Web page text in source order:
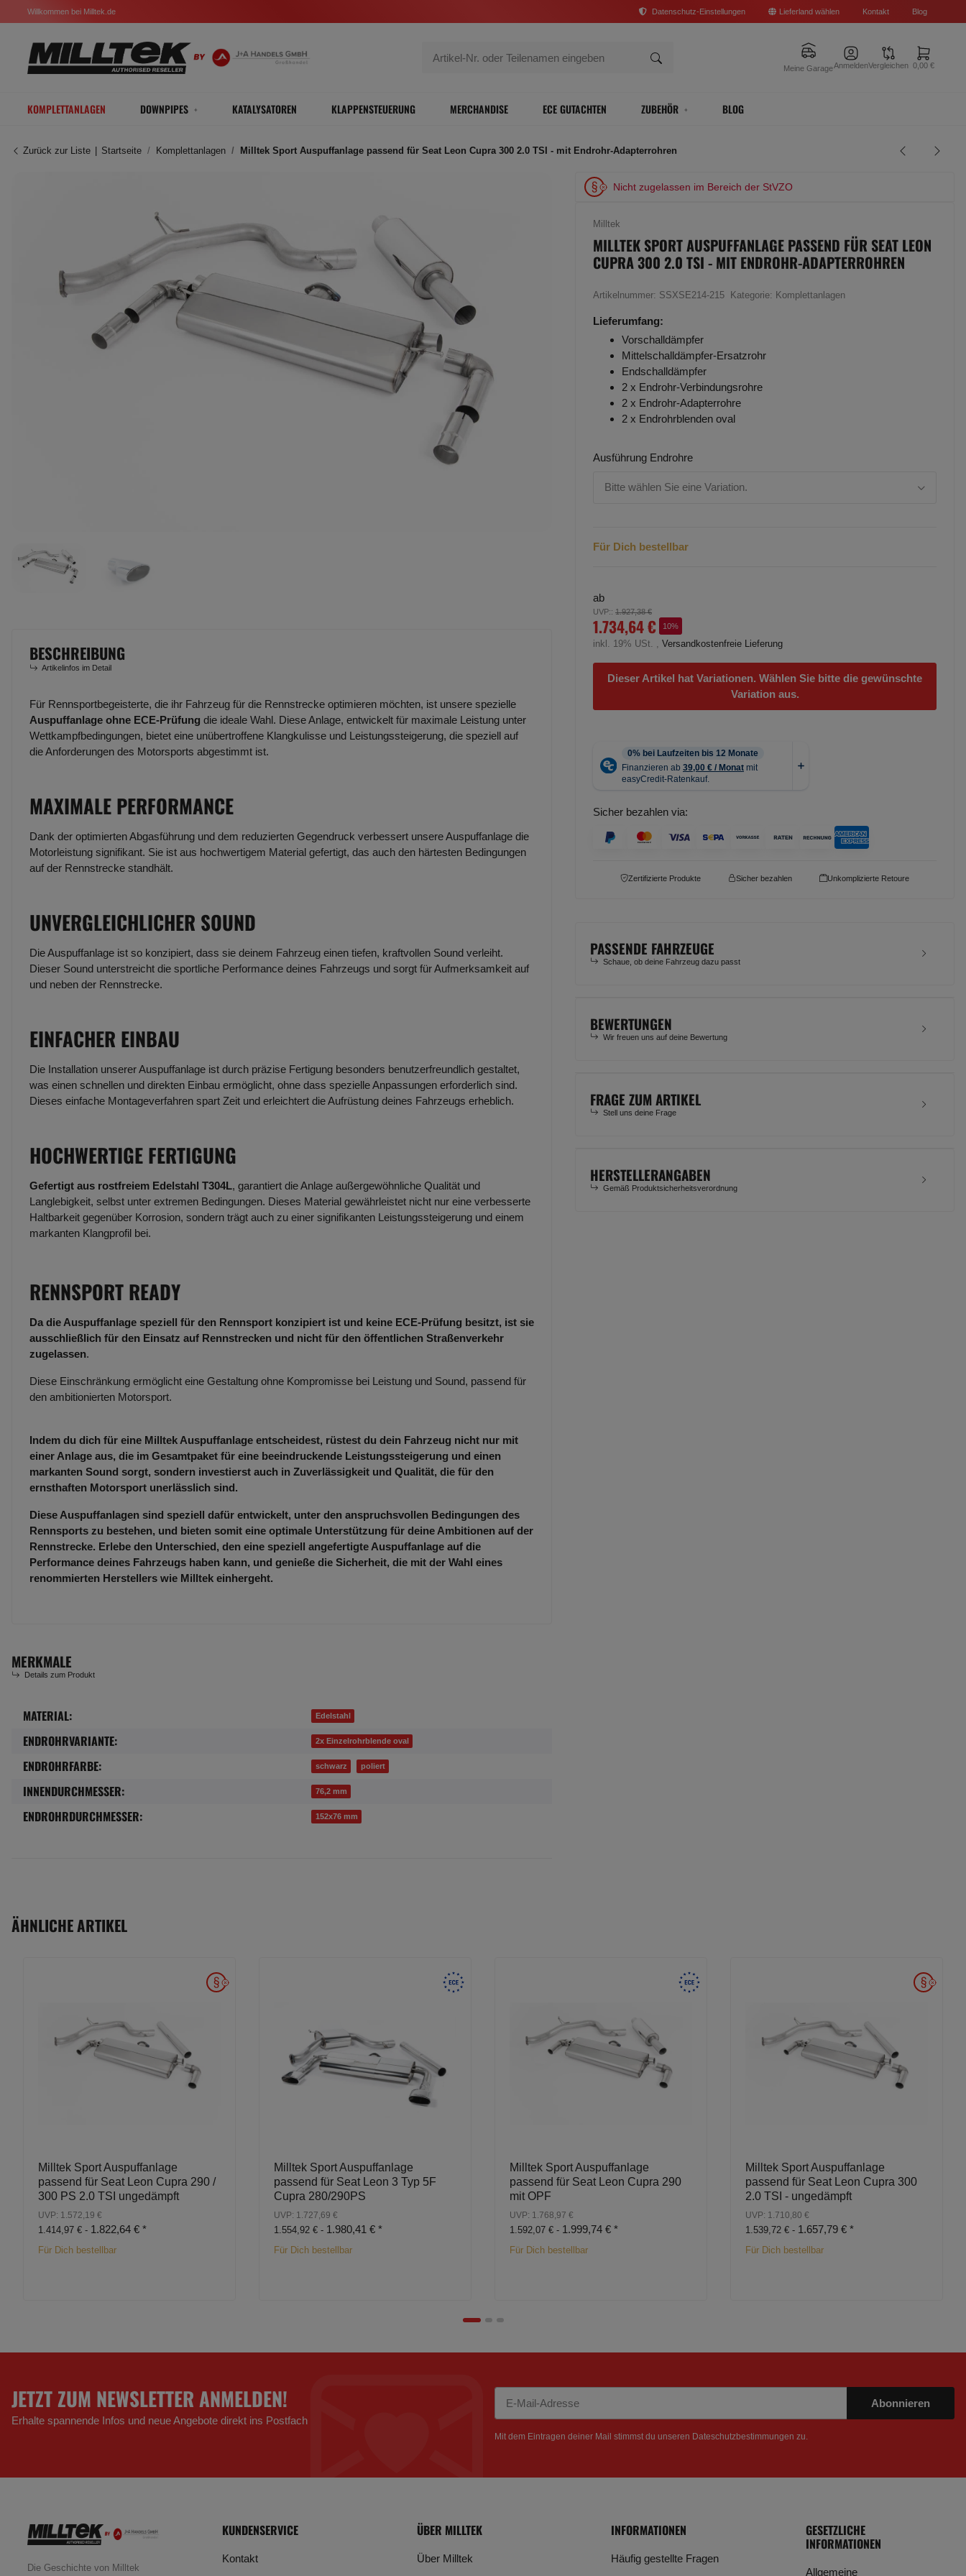
Willkommen bei Milltek.de Datenschutz-Einstellungen Lieferland wählen Kontakt Blog
Meine GarageAnmeldenVergleichen 0,00 €
KOMPLETTANLAGEN DOWNPIPES KATALYSATOREN KLAPPENSTEUERUNG MERCHANDISE ECE GUTACHTEN ZUBEHÖR BLOG
Zurück zur Liste Startseite Komplettanlagen Milltek Sport Auspuffanlage passend für Seat Leon Cupra 300 2.0 TSI - mit Endrohr-Adapterrohren
Nicht zugelassen im Bereich der StVZO
Milltek
MILLTEK SPORT AUSPUFFANLAGE PASSEND FÜR SEAT LEON
CUPRA 300 2.0 TSI - MIT ENDROHR-ADAPTERROHREN
Artikelnummer: SSXSE214-215 Kategorie: Komplettanlagen
Lieferumfang:
Vorschalldämpfer
Mittelschalldämpfer-Ersatzrohr
Endschalldämpfer
2 x Endrohr-Verbindungsrohre
2 x Endrohr-Adapterrohre
2 x Endrohrblenden oval
Ausführung Endrohre
Bitte wählen Sie eine Variation.
Für Dich bestellbar
ab
UVP:: 1.927,38 €
1.734,64 € 10%
inkl. 19% USt. , Versandkostenfreie Lieferung
Dieser Artikel hat Variationen. Wählen Sie bitte die gewünschte
Variation aus.
Sicher bezahlen via:
Zertifizierte Produkte Sicher bezahlen Unkomplizierte Retoure
PASSENDE FAHRZEUGE
Schaue, ob deine Fahrzeug dazu passt
BEWERTUNGEN
Wir freuen uns auf deine Bewertung
FRAGE ZUM ARTIKEL
Stell uns deine Frage
HERSTELLERANGABEN
Gemäß Produktsicherheitsverordnung
BESCHREIBUNG
Artikelinfos im Detail
Für Rennsportbegeisterte, die ihr Fahrzeug für die Rennstrecke optimieren möchten, ist unsere spezielle
Auspuffanlage ohne ECE-Prüfung die ideale Wahl. Diese Anlage, entwickelt für maximale Leistung unter
Wettkampfbedingungen, bietet eine unübertroffene Klangkulisse und Leistungssteigerung, die speziell auf
die Anforderungen des Motorsports abgestimmt ist.
MAXIMALE PERFORMANCE
Dank der optimierten Abgasführung und dem reduzierten Gegendruck verbessert unsere Auspuffanlage die
Motorleistung signifikant. Sie ist aus hochwertigem Material gefertigt, das auch den härtesten Bedingungen
auf der Rennstrecke standhält.
UNVERGLEICHLICHER SOUND
Die Auspuffanlage ist so konzipiert, dass sie deinem Fahrzeug einen tiefen, kraftvollen Sound verleiht.
Dieser Sound unterstreicht die sportliche Performance deines Fahrzeugs und sorgt für Aufmerksamkeit auf
und neben der Rennstrecke.
EINFACHER EINBAU
Die Installation unserer Auspuffanlage ist durch präzise Fertigung besonders benutzerfreundlich gestaltet,
was einen schnellen und direkten Einbau ermöglicht, ohne dass spezielle Anpassungen erforderlich sind.
Dieses einfache Montageverfahren spart Zeit und erleichtert die Aufrüstung deines Fahrzeugs erheblich.
HOCHWERTIGE FERTIGUNG
Gefertigt aus rostfreiem Edelstahl T304L, garantiert die Anlage außergewöhnliche Qualität und
Langlebigkeit, selbst unter extremen Bedingungen. Dieses Material gewährleistet nicht nur eine verbesserte
Haltbarkeit gegenüber Korrosion, sondern trägt auch zu einer signifikanten Leistungssteigerung und einem
markanten Klangprofil bei.
RENNSPORT READY
Da die Auspuffanlage speziell für den Rennsport konzipiert ist und keine ECE-Prüfung besitzt, ist sie
ausschließlich für den Einsatz auf Rennstrecken und nicht für den öffentlichen Straßenverkehr
zugelassen.
Diese Einschränkung ermöglicht eine Gestaltung ohne Kompromisse bei Leistung und Sound, passend für
den ambitionierten Motorsport.
Indem du dich für eine Milltek Auspuffanlage entscheidest, rüstest du dein Fahrzeug nicht nur mit
einer Anlage aus, die im Gesamtpaket für eine beeindruckende Leistungssteigerung und einen
markanten Sound sorgt, sondern investierst auch in Zuverlässigkeit und Qualität, die für den
ernsthaften Motorsport unerlässlich sind.
Diese Auspuffanlagen sind speziell dafür entwickelt, unter den anspruchsvollen Bedingungen des
Rennsports zu bestehen, und bieten somit eine optimale Unterstützung für deine Ambitionen auf der
Rennstrecke. Erlebe den Unterschied, den eine speziell angefertigte Auspuffanlage auf die
Performance deines Fahrzeugs haben kann, und genieße die Sicherheit, die mit der Wahl eines
renommierten Herstellers wie Milltek einhergeht.
MERKMALE
Details zum Produkt
Produkteigenschaft
Wert
MATERIAL: Edelstahl
ENDROHRVARIANTE: 2x Einzelrohrblende oval
ENDROHRFARBE: schwarz poliert
INNENDURCHMESSER: 76,2 mm
ENDROHRDURCHMESSER: 152x76 mm
ÄHNLICHE ARTIKEL
Milltek Sport Auspuffanlage
passend für Seat Leon Cupra 290 /
300 PS 2.0 TSI ungedämpft
UVP: 1.572,19 €
1.414,97 € - 1.822,64 € *
Für Dich bestellbar
Milltek Sport Auspuffanlage
passend für Seat Leon 3 Typ 5F
Cupra 280/290PS
UVP: 1.727,69 €
1.554,92 € - 1.980,41 € *
Für Dich bestellbar
Milltek Sport Auspuffanlage
passend für Seat Leon Cupra 290
mit OPF
UVP: 1.768,97 €
1.592,07 € - 1.999,74 € *
Für Dich bestellbar
Milltek Sport Auspuffanlage
passend für Seat Leon Cupra 300
2.0 TSI - ungedämpft
UVP: 1.710,80 €
1.539,72 € - 1.657,79 € *
Für Dich bestellbar
JETZT ZUM NEWSLETTER ANMELDEN!
Erhalte spannende Infos und neue Angebote direkt ins Postfach
Abonnieren
Mit dem Eintragen deiner Mail stimmst du unseren Dateschutzbestimmungen zu.
Die Geschichte von Milltek
KUNDENSERVICE
Kontakt
ÜBER MILLTEK
Über Milltek
INFORMATIONEN
Häufig gestellte Fragen
GESETZLICHE
INFORMATIONEN
Allgemeine